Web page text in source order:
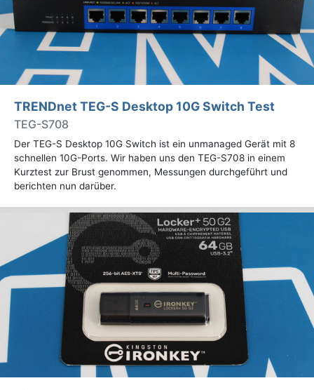
TRENDnet TEG-S Desktop 10G Switch Test
TEG-S708
Der TEG-S Desktop 10G Switch ist ein unmanaged Gerät mit 8
schnellen 10G-Ports. Wir haben uns den TEG-S708 in einem
Kurztest zur Brust genommen, Messungen durchgeführt und
berichten nun darüber.